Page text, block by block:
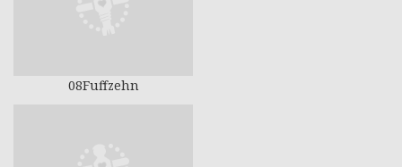
08Fuffzehn